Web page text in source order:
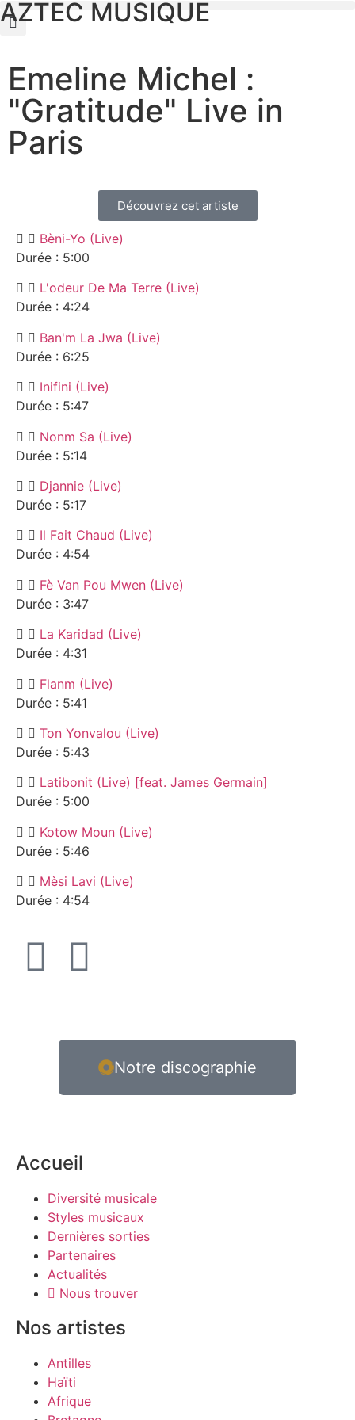
AZTEC MUSIQUE
Emeline Michel :
"Gratitude" Live in
Paris
Découvrez cet artiste
Bèni-Yo (Live)
Durée : 5:00
L'odeur De Ma Terre (Live)
Durée : 4:24
Ban'm La Jwa (Live)
Durée : 6:25
Inifini (Live)
Durée : 5:47
Nonm Sa (Live)
Durée : 5:14
Djannie (Live)
Durée : 5:17
Il Fait Chaud (Live)
Durée : 4:54
Fè Van Pou Mwen (Live)
Durée : 3:47
La Karidad (Live)
Durée : 4:31
Flanm (Live)
Durée : 5:41
Ton Yonvalou (Live)
Durée : 5:43
Latibonit (Live) [feat. James Germain]
Durée : 5:00
Kotow Moun (Live)
Durée : 5:46
Mèsi Lavi (Live)
Durée : 4:54
Notre discographie
Accueil
Diversité musicale
Styles musicaux
Dernières sorties
Partenaires
Actualités
Nous trouver
Nos artistes
Antilles
Haïti
Afrique